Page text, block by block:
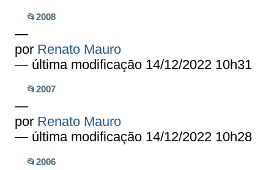
📂2008
—
por Renato Mauro
— última modificação 14/12/2022 10h31
📂2007
—
por Renato Mauro
— última modificação 14/12/2022 10h28
📂2006